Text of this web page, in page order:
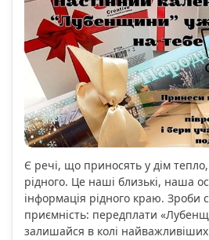
Є речі, що приносять у дім тепло,
рідного. Це наші близькі, наша
інформація рідного краю. Зроби
приємність: передплати
залишайся в колі